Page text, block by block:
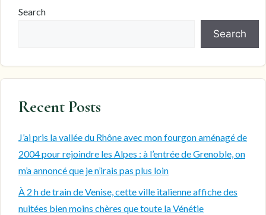
Search
Search
Recent Posts
J’ai pris la vallée du Rhône avec mon fourgon aménagé de
2004 pour rejoindre les Alpes : à l’entrée de Grenoble, on
m’a annoncé que je n’irais pas plus loin
À 2 h de train de Venise, cette ville italienne affiche des
nuitées bien moins chères que toute la Vénétie